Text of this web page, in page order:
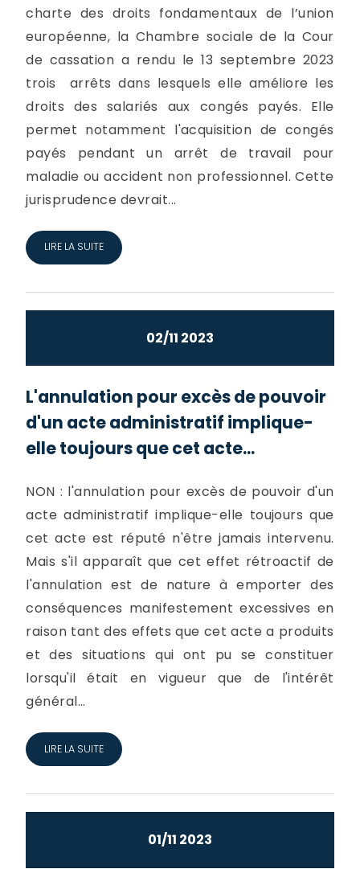
charte des droits fondamentaux de l’union
européenne, la Chambre sociale de la Cour
de cassation a rendu le 13 septembre 2023
trois arrêts dans lesquels elle améliore les
droits des salariés aux congés payés. Elle
permet notamment l'acquisition de congés
payés pendant un arrêt de travail pour
maladie ou accident non professionnel. Cette
jurisprudence devrait...
LIRE LA SUITE
02/11 2023
L'annulation pour excès de pouvoir
d'un acte administratif implique-
elle toujours que cet acte...
NON : l'annulation pour excès de pouvoir d'un
acte administratif implique-elle toujours que
cet acte est réputé n'être jamais intervenu.
Mais s'il apparaît que cet effet rétroactif de
l'annulation est de nature à emporter des
conséquences manifestement excessives en
raison tant des effets que cet acte a produits
et des situations qui ont pu se constituer
lorsqu'il était en vigueur que de l'intérêt
général...
LIRE LA SUITE
01/11 2023